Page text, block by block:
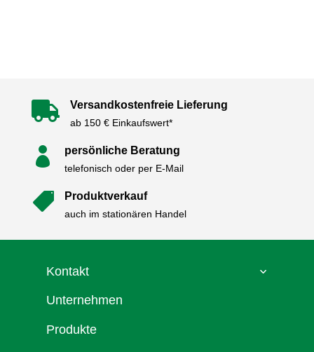
 Versandkostenfreie Lieferung
ab 150 € Einkaufswert*
 persönliche Beratung
telefonisch oder per E-Mail
 Produktverkauf
auch im stationären Handel
Kontakt
Unternehmen
Produkte